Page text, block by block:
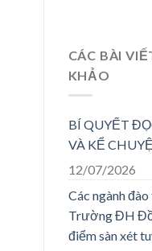
CÁC BÀI
KHẢO
BÍ QUYẾT
VÀ KỂ
12/07/2026
Các ngành
Trường ĐH
điểm sàn xét